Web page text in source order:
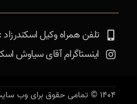
تلفن همراه وکیل اسکندرزاد :
اینستاگرام آقای سیاوش
1404 © تمامی حقوق برای وب